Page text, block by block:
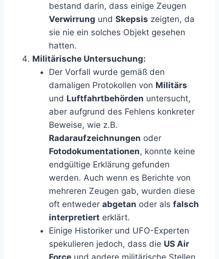
bestand darin, dass einige Zeugen
Verwirrung und Skepsis zeigten, da
sie nie ein solches Objekt gesehen
hatten.
Militärische Untersuchung:
Der Vorfall wurde gemäß den
damaligen Protokollen von Militärs
und Luftfahrtbehörden untersucht,
aber aufgrund des Fehlens konkreter
Beweise, wie z.B.
Radaraufzeichnungen oder
Fotodokumentationen, konnte keine
endgültige Erklärung gefunden
werden. Auch wenn es Berichte von
mehreren Zeugen gab, wurden diese
oft entweder abgetan oder als falsch
interpretiert erklärt.
Einige Historiker und UFO-Experten
spekulieren jedoch, dass die US Air
Force und andere militärische Stellen